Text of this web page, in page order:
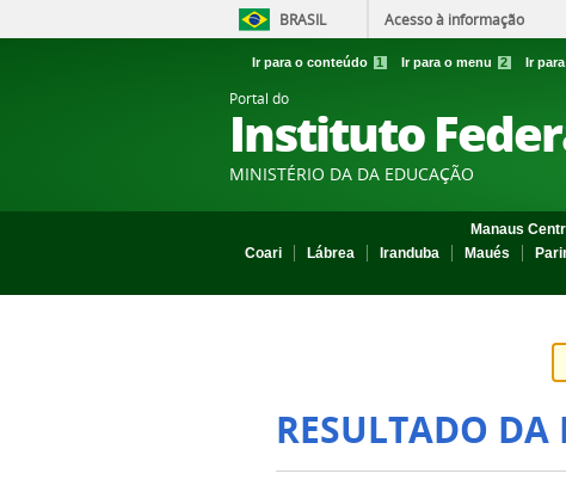
BRASIL Acesso à informação
Ir para o conteúdo 1 Ir para o menu 2 Ir
Portal do
Instituto
MINISTÉRIO DA DA EDUCAÇÃO
Manaus
Coari
Lábrea Iranduba Maués
RESULTADO DA